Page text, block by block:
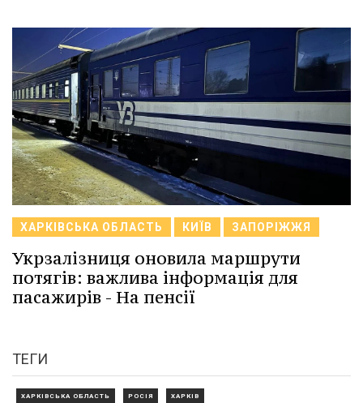
ХАРКІВСЬКА ОБЛАСТЬ КИЇВ ЗАПОРІЖЖЯ
Укрзалізниця оновила маршрути
потягів: важлива інформація для
пасажирів - На пенсії
ТЕГИ
ХАРКІВСЬКА ОБЛАСТЬ РОСІЯ ХАРКІВ